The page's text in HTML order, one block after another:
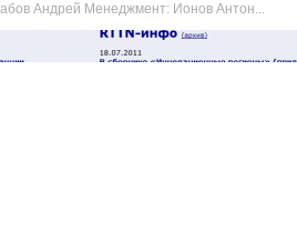
Андрей Менеджмент: Ионов Антон...